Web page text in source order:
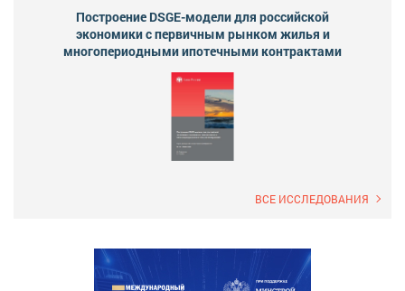
Построение DSGE-модели для российской
экономики с первичным рынком жилья и
многопериодными ипотечными контрактами
ВСЕ ИССЛЕДОВАНИЯ